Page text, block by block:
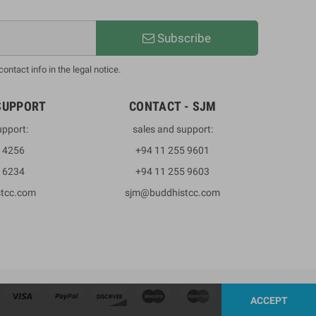
Subscribe
info in the legal notice.
4256
6234
CONTACT - SJM
sales and support:
+94 11 255 9601
+94 11 255 9603
sjm@buddhistcc.com
ACCEPT